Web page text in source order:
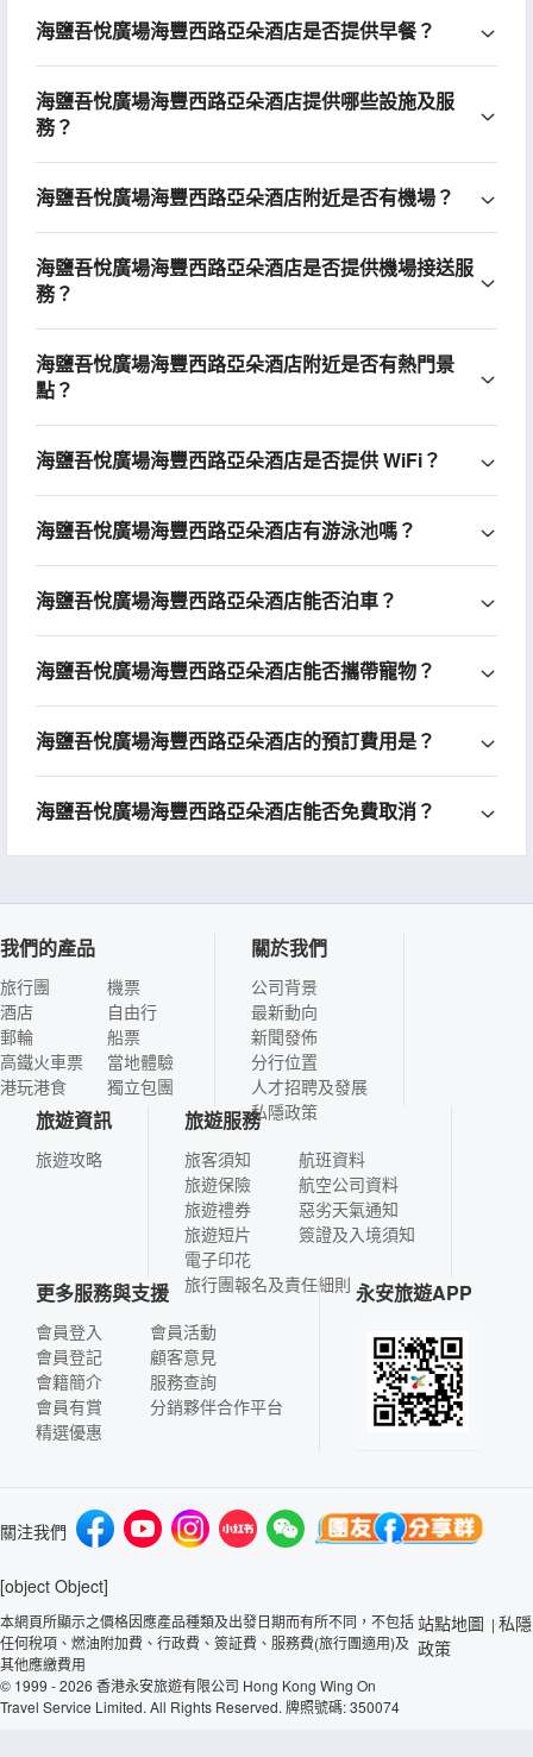
海鹽吾悅廣場海豐西路亞朵酒店是否提供早餐？
海鹽吾悅廣場海豐西路亞朵酒店提供哪些設施及服
務？
海鹽吾悅廣場海豐西路亞朵酒店附近是否有機場？
海鹽吾悅廣場海豐西路亞朵酒店是否提供機場接送服
務？
海鹽吾悅廣場海豐西路亞朵酒店附近是否有熱門景
點？
海鹽吾悅廣場海豐西路亞朵酒店是否提供 WiFi？
海鹽吾悅廣場海豐西路亞朵酒店有游泳池嗎？
海鹽吾悅廣場海豐西路亞朵酒店能否泊車？
海鹽吾悅廣場海豐西路亞朵酒店能否攜帶寵物？
海鹽吾悅廣場海豐西路亞朵酒店的預訂費用是？
海鹽吾悅廣場海豐西路亞朵酒店能否免費取消？
我們的產品
旅行團
酒店
郵輪
高鐵火車票
港玩港食
機票
自由行
船票
當地體驗
獨立包團
關於我們
公司背景
最新動向
新聞發佈
分行位置
人才招聘及發展
私隱政策
旅遊資訊
旅遊攻略
旅遊服務
旅客須知
旅遊保險
旅遊禮券
旅遊短片
電子印花
航班資料
航空公司資料
惡劣天氣通知
簽證及入境須知
旅行團報名及責任細則
更多服務與支援
會員登入
會員登記
會籍簡介
會員有賞
精選優惠
會員活動
顧客意見
服務查詢
分銷夥伴合作平台
永安旅遊APP
關注我們
[object Object]
本網頁所顯示之價格因應產品種類及出發日期而有所不同，不包括
任何稅項、燃油附加費、行政費、簽証費、服務費(旅行團適用)及
其他應繳費用
© 1999 - 2026 香港永安旅遊有限公司 Hong Kong Wing On
Travel Service Limited. All Rights Reserved. 牌照號碼: 350074
站點地圖 | 私隱
政策